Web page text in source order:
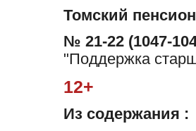
Томский
№ 21-22 (1047-
"Поддержка
12+
Из содержания :